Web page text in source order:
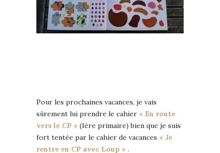
Pour les prochaines vacances, je vais
sûrement lui prendre le cahier « En route
vers le CP » (1ère primaire) bien que je suis
fort tentée par le cahier de vacances « Je
rentre en CP avec Loup » .